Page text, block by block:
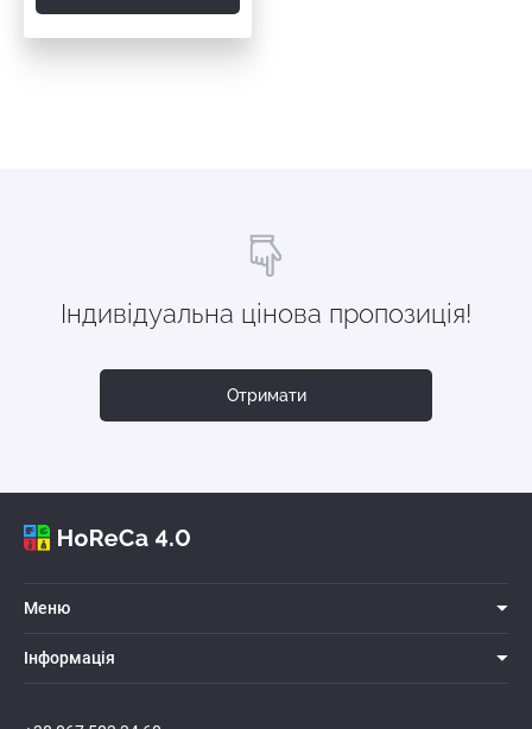
Індивідуальна цінова пропозиція!
Отримати
Меню
Iнформацiя